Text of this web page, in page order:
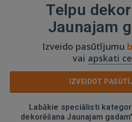
Telpu
Jaunajam
Izveido pasūtījumu
vai apskati
IZVEIDOT
Labākie speciālisti
dekorēšana Jaunajam